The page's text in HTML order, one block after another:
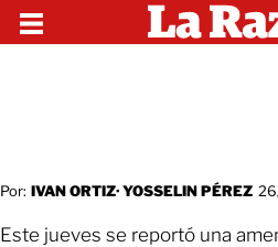
Por: IVAN ORTIZ·YOSSELIN PÉREZ
Este jueves se reportó una